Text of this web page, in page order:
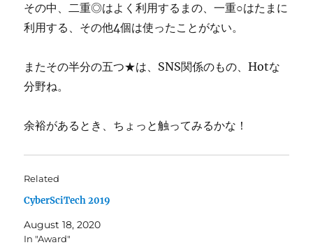
その中、二重◎はよく利用するまの、一重○はたまに
利用する、その他4個は使ったことがない。
またその半分の五つ★は、SNS関係のもの、Hotな
分野ね。
余裕があるとき、ちょっと触ってみるかな！
Related
CyberSciTech 2019
August 18, 2020
In "Award"